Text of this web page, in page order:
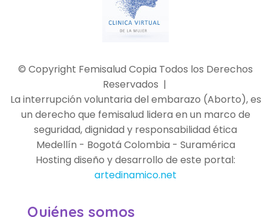
© Copyright Femisalud Copia Todos los Derechos
Reservados |
La interrupción voluntaria del embarazo (Aborto), es
un derecho que femisalud lidera en un marco de
seguridad, dignidad y responsabilidad ética
Medellín - Bogotá Colombia - Suramérica
Hosting diseño y desarrollo de este portal:
artedinamico.net
Quiénes somos